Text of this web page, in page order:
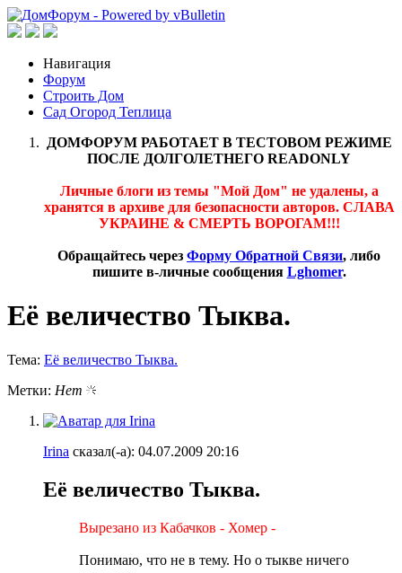
Навигация
Форум
Строить Дом
Сад Огород Теплица
ДОМФОРУМ РАБОТАЕТ В ТЕСТОВОМ РЕЖИМЕ
ПОСЛЕ ДОЛГОЛЕТНЕГО READONLY
Личные блоги из темы "Мой Дом" не удалены, а
хранятся в архиве для безопасности авторов. СЛАВА
УКРАИНЕ & СМЕРТЬ ВОРОГАМ!!!
Обращайтесь через Форму Обратной Связи, либо
пишите в-личные сообщения Lghomer.
Её величество Тыква.
Тема: Её величество Тыква.
Метки: Нет
Irina сказал(-а): 04.07.2009 20:16
Её величество Тыква.
Вырезано из Кабачков - Хомер -
Понимаю, что не в тему. Но о тыкве ничего